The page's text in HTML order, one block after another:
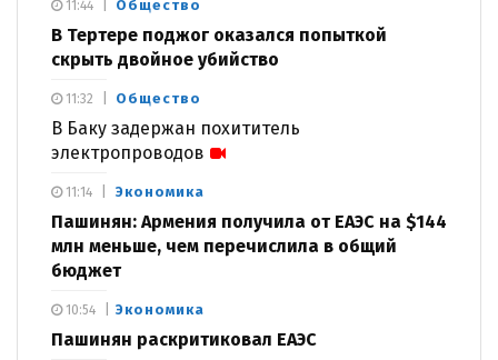
Общество
В Тертере поджог оказался попыткой
скрыть двойное убийство
11:44
Общество
В Баку задержан похититель
электропроводов
11:32
Экономика
Пашинян: Армения получила от ЕАЭС на $144
млн меньше, чем перечислила в общий
бюджет
11:14
Экономика
Пашинян раскритиковал ЕАЭС
10:54